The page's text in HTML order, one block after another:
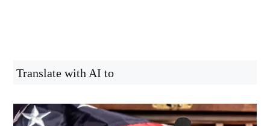
Translate with AI to